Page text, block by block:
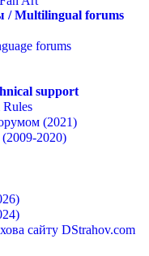
/ Multilingual forums
forums
support
(2021)
2020)
сайту DStrahov.com